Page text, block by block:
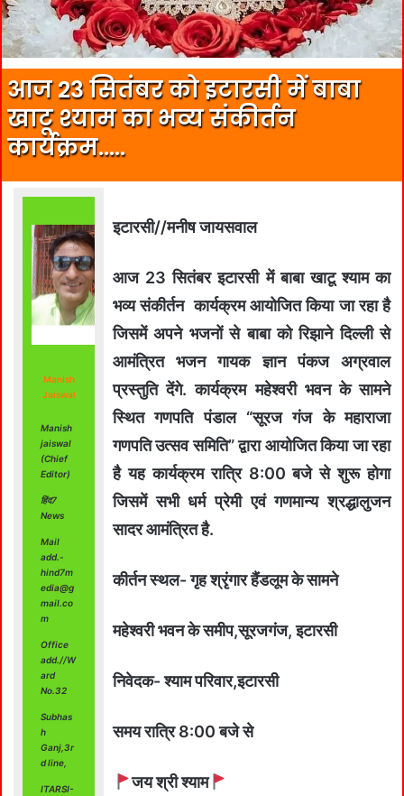
आज 23 सितंबर को इटारसी में बाबा
खाटू श्याम का भव्य संकीर्तन
कार्यक्रम…..
Manish
Jaiswal
Manish
jaiswal
(Chief
Editor)
हिंद7
News
Mail
add.-
hind7m
edia@g
mail.co
m
Office
add.//W
ard
No.32
Subhas
h
Ganj,3r
d line,
ITARSI-
इटारसी//मनीष जायसवाल
आज 23 सितंबर इटारसी में बाबा खाटू श्याम का
भव्य संकीर्तन कार्यक्रम आयोजित किया जा रहा है
जिसमें अपने भजनों से बाबा को रिझाने दिल्ली से
आमंत्रित भजन गायक ज्ञान पंकज अग्रवाल
प्रस्तुति देंगे. कार्यक्रम महेश्वरी भवन के सामने
स्थित गणपति पंडाल “सूरज गंज के महाराजा
गणपति उत्सव समिति” द्वारा आयोजित किया जा रहा
है यह कार्यक्रम रात्रि 8:00 बजे से शुरू होगा
जिसमें सभी धर्म प्रेमी एवं गणमान्य श्रद्धालुजन
सादर आमंत्रित है.
कीर्तन स्थल- गृह श्रृंगार हैंडलूम के सामने
महेश्वरी भवन के समीप,सूरजगंज, इटारसी
निवेदक- श्याम परिवार,इटारसी
समय रात्रि 8:00 बजे से
जय श्री श्याम